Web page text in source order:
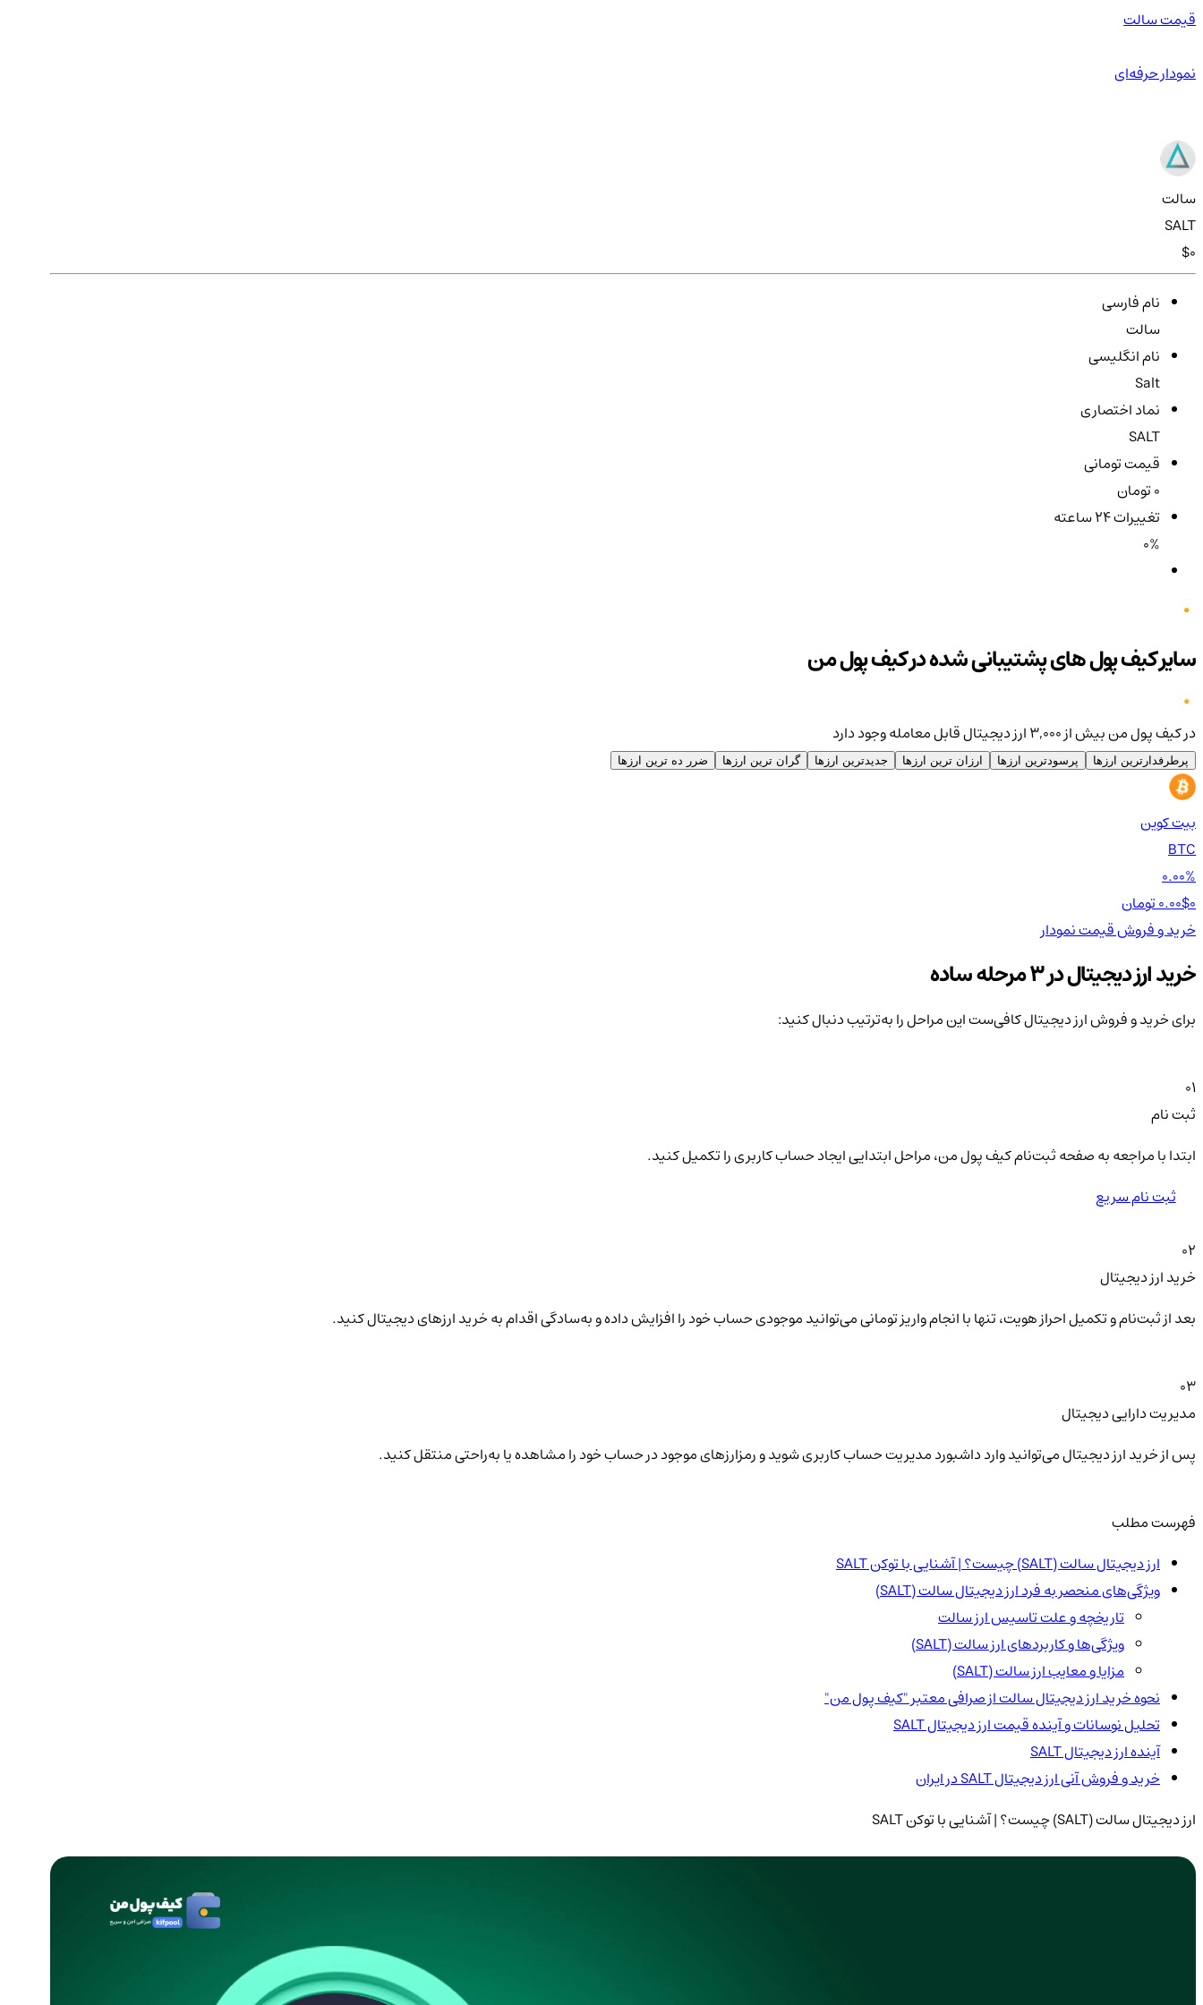
قیمت سالت
نمودار حرفه‌ای
سالت
SALT
$0
نام فارسی
سالت
نام انگلیسی
Salt
نماد اختصاری
SALT
قیمت تومانی
0 تومان
تغییرات ۲۴ ساعته
0%
سایر کیف پول های پشتیبانی شده در کیف پول من
در کیف پول من بیش از ۳,۰۰۰ ارز دیجیتال قابل معامله وجود دارد
پرطرفدارترین ارزها پرسودترین ارزها ارزان ترین ارزها جدیدترین ارزها گران ترین ارزها ضرر ده ترین ارزها
بیت کوین
BTC
0.00%
0.00$0 تومان
خرید و فروشقیمتنمودار
خرید ارز دیجیتال در 3 مرحله ساده
برای خرید و فروش ارز دیجیتال کافی‌ست این مراحل را به‌ترتیب دنبال کنید:
01
ثبت نام
ابتدا با مراجعه به صفحه ثبت‌نام کیف‌ پول من، مراحل ابتدایی ایجاد حساب کاربری را تکمیل کنید.
ثبت نام سریع
02
خرید ارز دیجیتال
بعد از ثبت‌نام و تکمیل احراز هویت، تنها با انجام واریز تومانی می‌توانید موجودی حساب خود را افزایش داده و به‌سادگی اقدام به خرید ارزهای دیجیتال کنید.
03
مدیریت دارایی دیجیتال
پس از خرید ارز دیجیتال می‌توانید وارد داشبورد مدیریت حساب کاربری شوید و رمزارزهای موجود در حساب خود را مشاهده یا به‌راحتی منتقل کنید.
فهرست مطلب
ارز دیجیتال سالت (SALT) چیست؟ | آشنایی با توکن SALT
ویژگی‌های منحصر به فرد ارز دیجیتال سالت (SALT)
تاریخچه و علت تاسیس ارز سالت
ویژگی‌ها و کاربردهای ارز سالت (SALT)
مزایا و معایب ارز سالت (SALT)
نحوه خرید ارز دیجیتال سالت از صرافی معتبر "کیف پول من"
تحلیل نوسانات و آینده قیمت ارز دیجیتال SALT
آینده ارز دیجیتال SALT
خرید و فروش آنی ارز دیجیتال SALT در ایران
ارز دیجیتال سالت (SALT) چیست؟ | آشنایی با توکن SALT